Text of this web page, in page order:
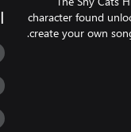
character found